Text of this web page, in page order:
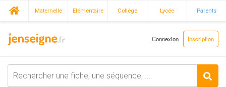
Maternelle Elémentaire Collège Lycée Parents
Connexion Inscription